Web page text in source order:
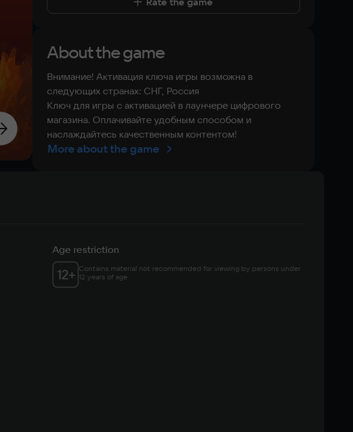
About the game
Внимание! Активация ключа игры возможна в
следующих странах: СНГ, Россия
Ключ для игры с активацией в лаунчере цифрового
магазина. Оплачивайте удобным способом и
наслаждайтесь качественным контентом!
More about the game
Age restriction
12+ Contains material not recommended for viewing by persons under
12 years of age